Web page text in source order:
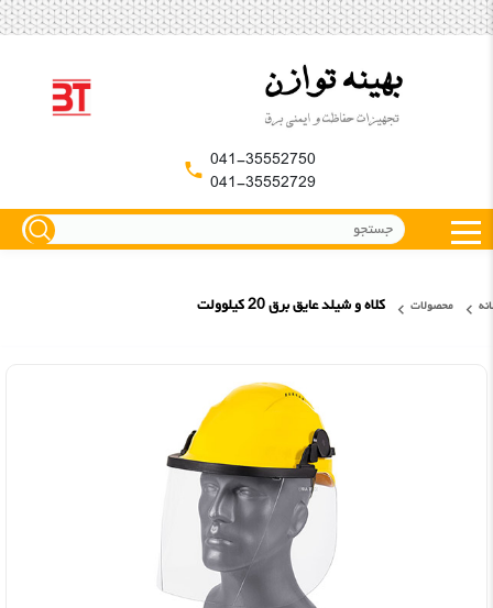
041-35552750
041-35552729
محصولات کلاه و شیلد عایق برق 20 کیلوولت